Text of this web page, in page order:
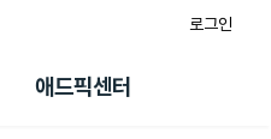
로그인
애드픽센터
멤버십 센터